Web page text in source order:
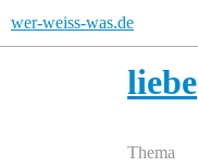
wer-weiss-was.de
liebe
Thema